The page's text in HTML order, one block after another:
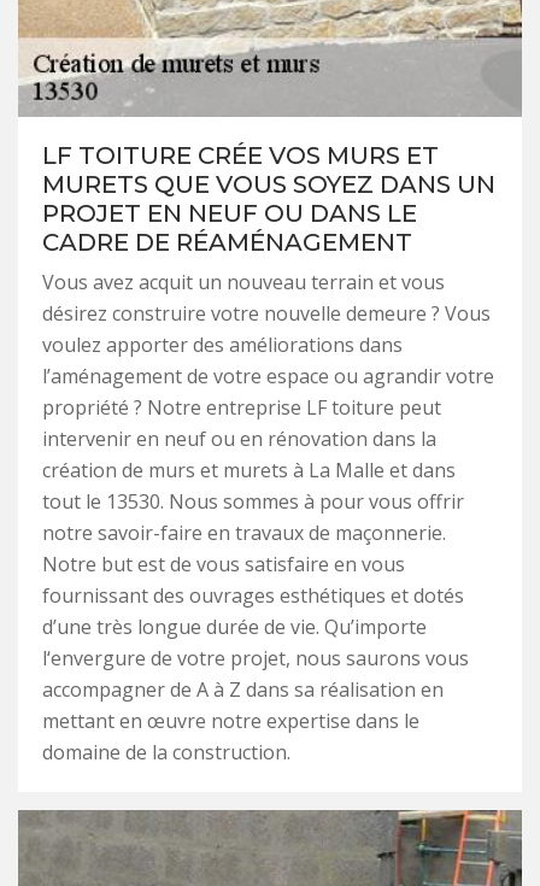
LF TOITURE CRÉE VOS MURS ET
MURETS QUE VOUS SOYEZ DANS UN
PROJET EN NEUF OU DANS LE
CADRE DE RÉAMÉNAGEMENT
Vous avez acquit un nouveau terrain et vous
désirez construire votre nouvelle demeure ? Vous
voulez apporter des améliorations dans
l’aménagement de votre espace ou agrandir votre
propriété ? Notre entreprise LF toiture peut
intervenir en neuf ou en rénovation dans la
création de murs et murets à La Malle et dans
tout le 13530. Nous sommes à pour vous offrir
notre savoir-faire en travaux de maçonnerie.
Notre but est de vous satisfaire en vous
fournissant des ouvrages esthétiques et dotés
d’une très longue durée de vie. Qu’importe
l‘envergure de votre projet, nous saurons vous
accompagner de A à Z dans sa réalisation en
mettant en œuvre notre expertise dans le
domaine de la construction.